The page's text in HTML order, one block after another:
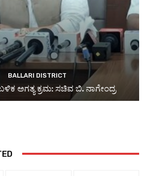
BALLARI DISTRICT
ಅಗತ್ಯ ಕ್ರಮ: ಸಚಿವ ಬಿ. ನಾಗೇಂದ್ರ